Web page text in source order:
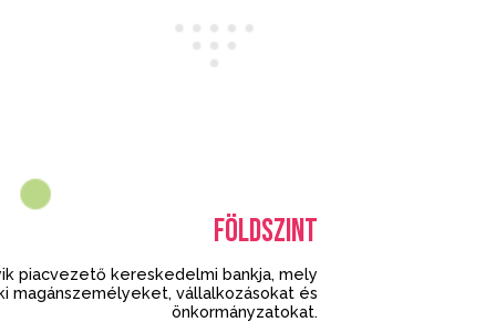
FÖLDSZINT
piacvezető kereskedelmi bankja, mely
magánszemélyeket, vállalkozásokat és
önkormányzatokat.